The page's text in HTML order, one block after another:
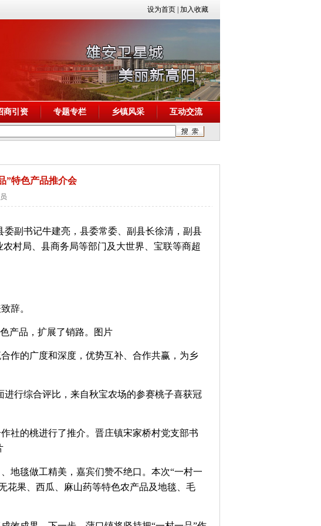
设为首页 加入收藏
商引资 专题专栏 乡镇风采 互动交流
”特色产品推介会
副书记牛建亮，县委常委、副县长徐清，副县
村局、县商务局等部门及大世界、宝联等商超
辞。
色产品，扩展了销路。图片
作的广度和深度，优势互补、合作共赢，为乡
行综合评比，来自秋宝农场的参赛桃子喜获冠
社的桃进行了推介。晋庄镇宋家桥村党支部书
片
地毯做工精美，嘉宾们赞不绝口。本次“一村一
花果、西瓜、麻山药等特色农产品及地毯、毛